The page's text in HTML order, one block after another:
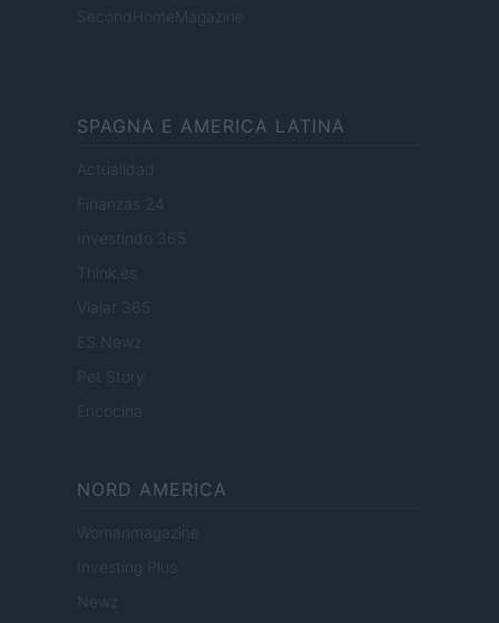
SecondHomeMagazine
SPAGNA E AMERICA LATINA
Actualidad
Finanzas 24
Investindo 365
Think.es
Viajar 365
ES Newz
Pet Story
Encocina
NORD AMERICA
Womanmagazine
Investing Plus
Newz